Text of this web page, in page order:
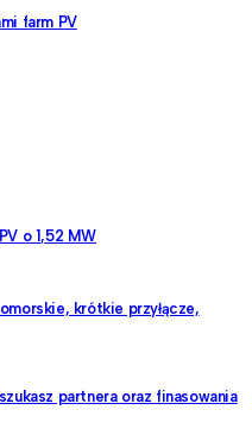
farm PV
o 1,52 MW
krótkie przyłącze,
partnera oraz finasowania